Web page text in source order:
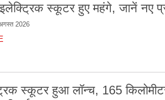
स्कूटर हुए महंगे, जानें नए
2026
स्कूटर हुआ लॉन्च, 165